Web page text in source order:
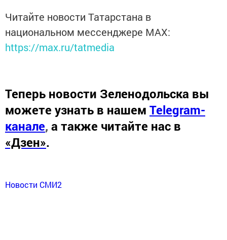
Читайте новости Татарстана в
национальном мессенджере MАХ:
https://max.ru/tatmedia
Теперь новости Зеленодольска вы
можете узнать в нашем Telegram-
канале, а также читайте нас в
«Дзен».
Новости СМИ2